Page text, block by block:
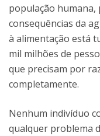
população humana,
consequências da
à alimentação está
mil milhões de
que precisam por
completamente.
Nenhum indivíduo
qualquer problema